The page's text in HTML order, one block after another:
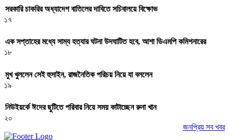
সরকারি চাকরির অধ্যাদেশ বাতিলের দাবিতে সচিবালয়ে বিক্ষোভ
১৭
এক সপ্তাহের মধ্যে সাম্য হত্যার ঘটনা উদঘাটিত হবে, আশা ডিএমপি কমিশনারের
১৮
মুখ খুললেন সেই হুসাইন, রাজনৈতিক পরিচয় নিয়ে যা বললেন
১৯
নিউইয়র্কে ঈদের ছুটিতে পরিবার নিয়ে সময় কাটাচ্ছেন রুনা খান
২০
জনপ্রিয় সব খবর